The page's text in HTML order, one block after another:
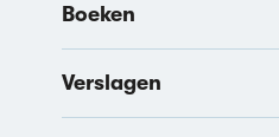
Boeken
Verslagen